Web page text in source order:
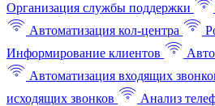
Организация службы поддержки
Автоматизация кол-центра
Информирование клиентов
Автоматизация входящих
исходящих звонков
Анализ